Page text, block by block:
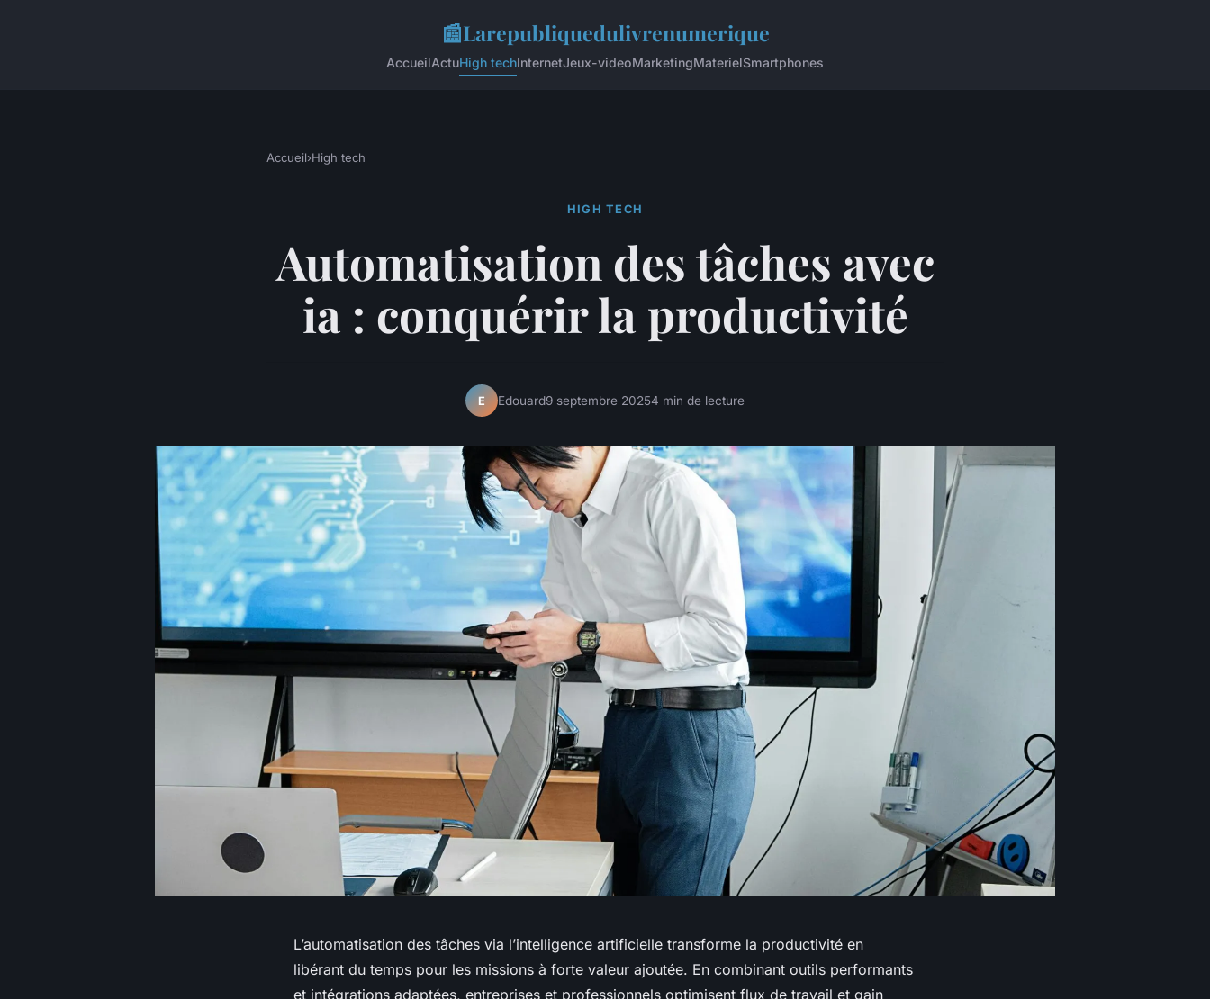
📰Larepubliquedulivrenumerique
AccueilActuHigh techInternetJeux-videoMarketingMaterielSmartphones
Accueil›High tech
HIGH TECH
Automatisation des tâches avec
ia : conquérir la productivité
E Edouard9 septembre 20254 min de lecture
L’automatisation des tâches via l’intelligence artificielle transforme la productivité en
libérant du temps pour les missions à forte valeur ajoutée. En combinant outils performants
et intégrations adaptées, entreprises et professionnels optimisent flux de travail et gain